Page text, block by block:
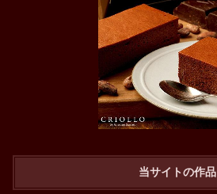
当サイトの作品